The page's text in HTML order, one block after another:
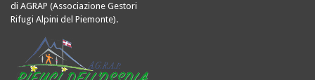
di AGRAP (Associazione Gestori
Rifugi Alpini del Piemonte).